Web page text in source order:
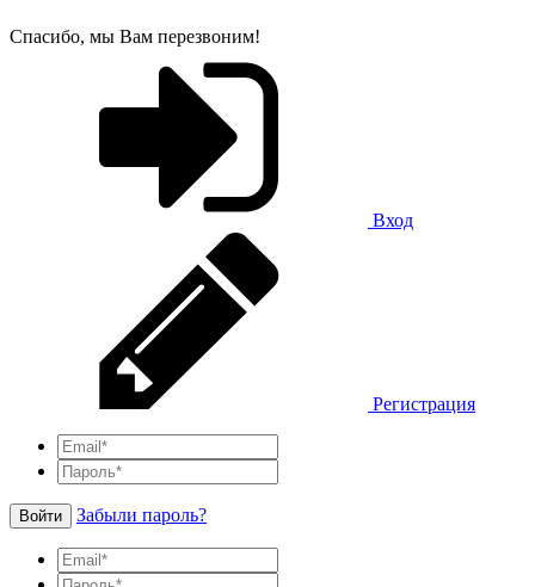
Спасибо, мы Вам перезвоним!
Вход
Регистрация
Войти Забыли пароль?